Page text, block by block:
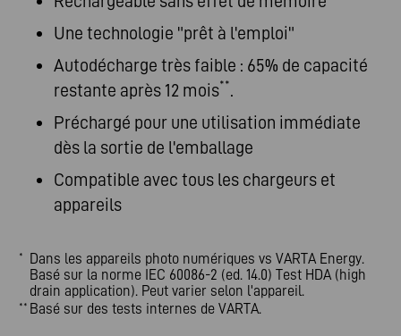
Une technologie "prêt à l'emploi"
Autodécharge très faible : 65% de capacité
restante après 12 mois**.
Préchargé pour une utilisation immédiate
dès la sortie de l'emballage
Compatible avec tous les chargeurs et
appareils
*
Dans les appareils photo numériques vs VARTA Energy.
Basé sur la norme IEC 60086-2 (ed. 14.0) Test HDA (high
drain application). Peut varier selon l'appareil.
** Basé sur des tests internes de VARTA.